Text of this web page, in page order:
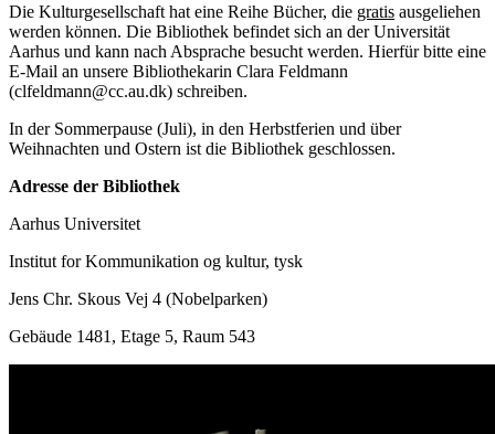
Die Kulturgesellschaft hat eine Reihe Bücher, die gratis ausgeliehen
werden können. Die Bibliothek befindet sich an der Universität
Aarhus und kann nach Absprache besucht werden. Hierfür bitte eine
E-Mail an unsere Bibliothekarin Clara Feldmann
(clfeldmann@cc.au.dk) schreiben.
In der Sommerpause (Juli), in den Herbstferien und über
Weihnachten und Ostern ist die Bibliothek geschlossen.
Adresse der Bibliothek
Aarhus Universitet
Institut for Kommunikation og kultur, tysk
Jens Chr. Skous Vej 4 (Nobelparken)
Gebäude 1481, Etage 5, Raum 543